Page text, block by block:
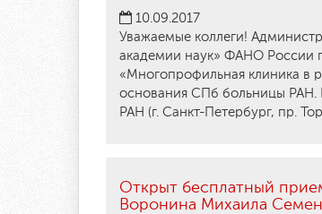
10.09.2017
Уважаемые коллеги!
академии наук» ФАНО России
«Многопрофильная клиника в
основания СПб больницы РАН.
РАН (г. Санкт-Петербург, пр.
Открыт бесплатный
Воронина Михаила